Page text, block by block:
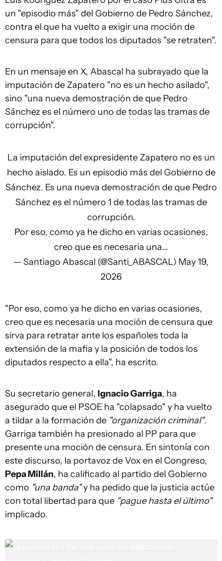
un "episodio más" del Gobierno de Pedro Sánchez,
contra el que ha vuelto a exigir una moción de
censura para que todos los diputados "se retraten".
En un mensaje en X, Abascal ha subrayado que la
imputación de Zapatero "no es un hecho asilado",
sino "una nueva demostración de que Pedro
Sánchez es el número uno de todas las tramas de
corrupción".
La imputación del expresidente Zapatero no es un
hecho aislado. Es un episodio más del Gobierno de
Sánchez. Es una nueva demostración de que Pedro
Sánchez es el número 1 de todas las tramas de
corrupción.
Por eso, como ya he dicho en varias ocasiones,
creo que es necesaria una…
— Santiago Abascal (@Santi_ABASCAL) May 19,
2026
"Por eso, como ya he dicho en varias ocasiones,
creo que es necesaria una moción de censura que
sirva para retratar ante los españoles toda la
extensión de la mafia y la posición de todos los
diputados respecto a ella", ha escrito.
Su secretario general, Ignacio Garriga, ha
asegurado que el PSOE ha "colapsado" y ha vuelto
a tildar a la formación de "organización criminal".
Garriga también ha presionado al PP para que
presente una moción de censura. En sintonía con
este discurso, la portavoz de Vox en el Congreso,
Pepa Millán, ha calificado al partido del Gobierno
como "una banda"y ha pedido que la justicia actúe
con total libertad para que "pague hasta el último"
implicado.